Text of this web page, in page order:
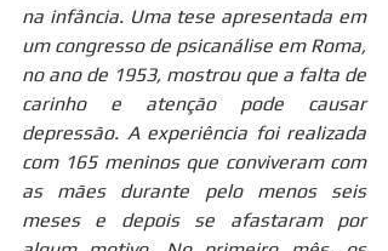
na infância. Uma tese apresentada em
um congresso de psicanálise em Roma,
no ano de 1953, mostrou que a falta de
carinho e atenção pode causar
depressão. A experiência foi realizada
com 165 meninos que conviveram com
as mães durante pelo menos seis
meses e depois se afastaram por